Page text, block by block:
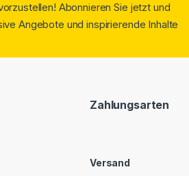
Abonnieren Sie jetzt und
Angebote und inspirierende Inhalte
Zahlungsarten
Versand